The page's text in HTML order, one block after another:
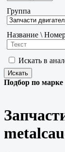
Группа
Название \
Искать в
Подбор по марке